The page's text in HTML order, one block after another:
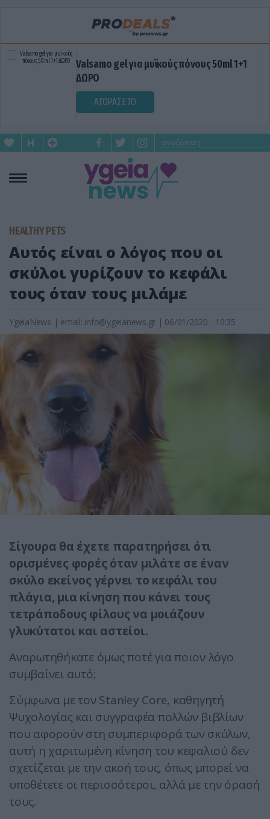
Valsamo gel για μυϊκούς πόνους 50ml 1+1
ΔΩΡΟ
ΑΓΟΡΑΣΕ ΤΟ
HEALTHY PETS
Αυτός είναι ο λόγος που οι
σκύλοι γυρίζουν το κεφάλι
τους όταν τους μιλάμε
YgeiaNews | email: info@ygeianews.gr | 06/01/2020 - 10:35
Σίγουρα θα έχετε παρατηρήσει ότι
ορισμένες φορές όταν μιλάτε σε έναν
σκύλο εκείνος γέρνει το κεφάλι του
πλάγια, μια κίνηση που κάνει τους
τετράποδους φίλους να μοιάζουν
γλυκύτατοι και αστείοι.
Αναρωτηθήκατε όμως ποτέ για ποιον λόγο
συμβαίνει αυτό;
Σύμφωνα με τον Stanley Core, καθηγητή
Ψυχολογίας και συγγραφέα πολλών βιβλίων
που αφορούν στη συμπεριφορά των σκύλων,
αυτή η χαριτωμένη κίνηση του κεφαλιού δεν
σχετίζεται με την ακοή τους, όπως μπορεί να
υποθέτετε οι περισσότεροι, αλλά με την όρασή
τους.